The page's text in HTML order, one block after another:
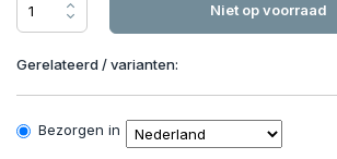
Niet op voorraad
Gerelateerd / varianten:
Bezorgen in